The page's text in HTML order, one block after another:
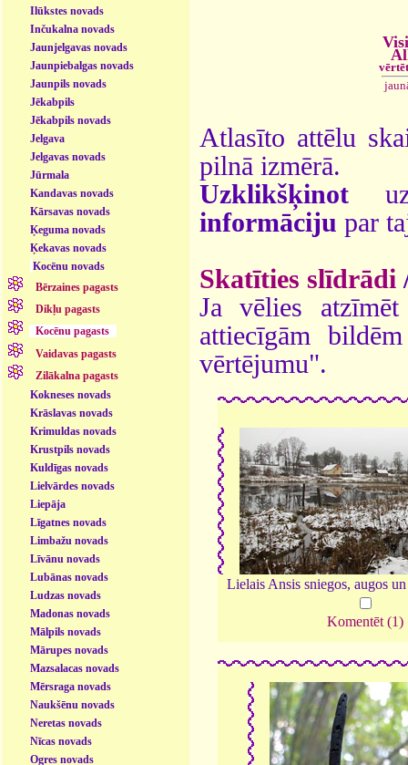
Ilūkstes novads
Inčukalna novads
Jaunjelgavas novads
Jaunpiebalgas novads
Jaunpils novads
Jēkabpils
Jēkabpils novads
Jelgava
Jelgavas novads
Jūrmala
Kandavas novads
Kārsavas novads
Ķeguma novads
Ķekavas novads
Kocēnu novads
Bērzaines pagasts
Dikļu pagasts
Kocēnu pagasts
Vaidavas pagasts
Zilākalna pagasts
Kokneses novads
Krāslavas novads
Krimuldas novads
Krustpils novads
Kuldīgas novads
Lielvārdes novads
Liepāja
Līgatnes novads
Limbažu novads
Līvānu novads
Lubānas novads
Ludzas novads
Madonas novads
Mālpils novads
Mārupes novads
Mazsalacas novads
Mērsraga novads
Naukšēnu novads
Neretas novads
Nīcas novads
Ogres novads
Atlasīto attēlu
pilnā izmērā.
Uzklikšķinot
informāciju par
Skatīties slīdrādi
Ja vēlies
attiecīgām
vērtējumu".
Lielais Ansis sniegos, augos
Komentēt (1)